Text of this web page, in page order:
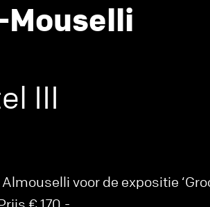
III
voor de expositie